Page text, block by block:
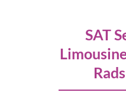
SAT